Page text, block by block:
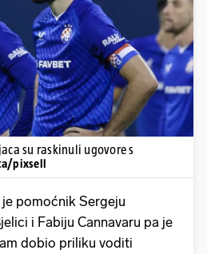
videa...
su raskinuli ugovore s
pixsell
pomoćnik Sergeju
i Fabiju Cannavaru pa je
dobio priliku voditi